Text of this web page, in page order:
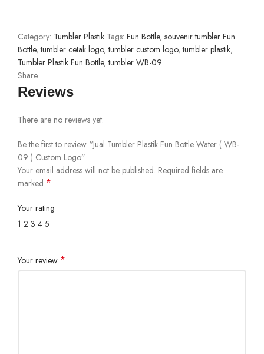
Category: Tumbler Plastik Tags: Fun Bottle, souvenir tumbler Fun
Bottle, tumbler cetak logo, tumbler custom logo, tumbler plastik,
Tumbler Plastik Fun Bottle, tumbler WB-09
Share
Reviews
There are no reviews yet.
Be the first to review “Jual Tumbler Plastik Fun Bottle Water ( WB-
09 ) Custom Logo”
Your email address will not be published. Required fields are
marked *
Your rating
1 2 3 4 5
Your review *